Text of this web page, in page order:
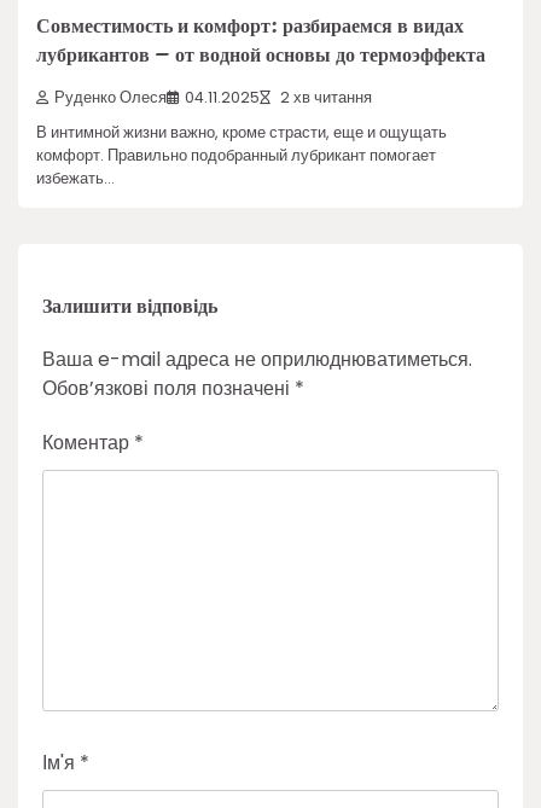
Совместимость и комфорт: разбираемся в видах
лубрикантов – от водной основы до термоэффекта
Руденко Олеся 04.11.2025 2 хв читання
В интимной жизни важно, кроме страсти, еще и ощущать
комфорт. Правильно подобранный лубрикант помогает
избежать…
Залишити відповідь
Ваша e-mail адреса не оприлюднюватиметься.
Обов’язкові поля позначені *
Коментар *
Ім'я *